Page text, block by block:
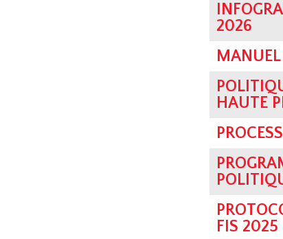
2026
MANUEL
HAUTE
FIS 2025